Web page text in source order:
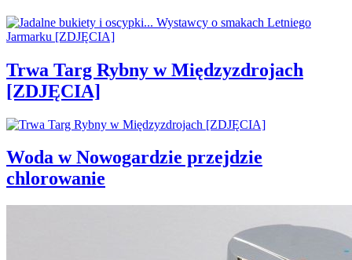
Trwa Targ Rybny w Międzyzdrojach
[ZDJĘCIA]
Woda w Nowogardzie przejdzie
chlorowanie